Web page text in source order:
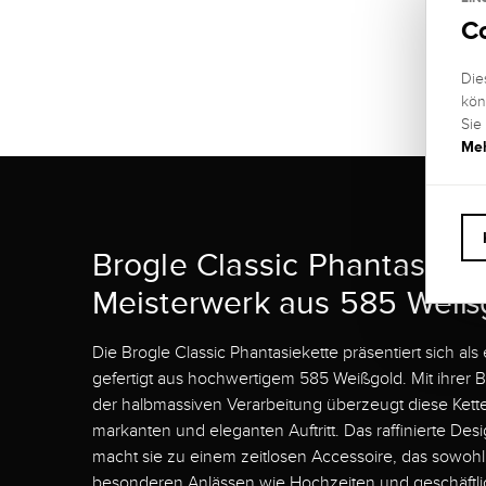
ca.
Brogle Classic
Meisterwerk aus 585
Die Brogle Classic Phantasiekette präsentiert sich
gefertigt aus hochwertigem 585 Weißgold. Mit ihrer
der halbmassiven Verarbeitung überzeugt diese
markanten und eleganten Auftritt. Das raffinierte
macht sie zu einem zeitlosen Accessoire, das
Sie